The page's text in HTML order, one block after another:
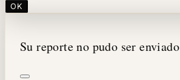
OK
Su reporte no pudo ser enviado